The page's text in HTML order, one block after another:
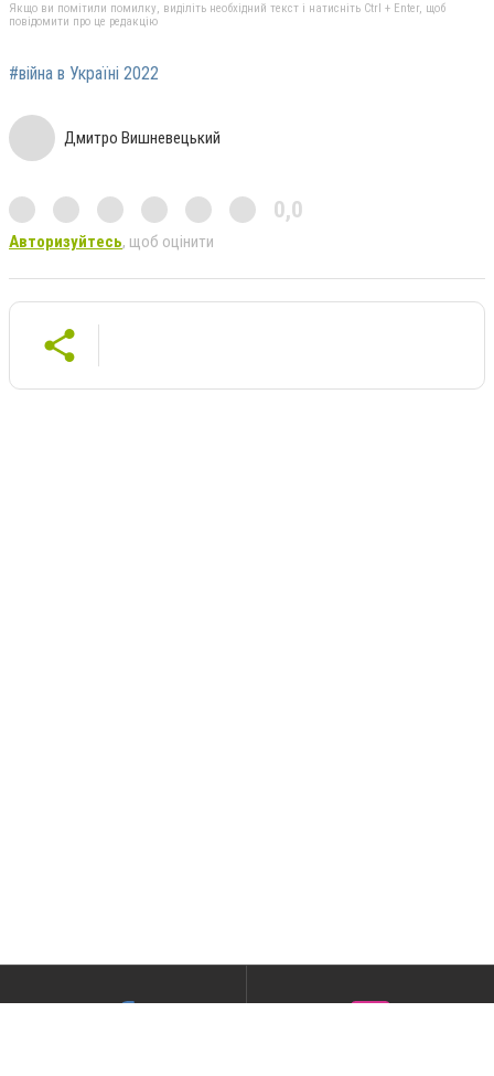
Якщо ви помітили помилку, виділіть необхідний текст і натисніть Ctrl + Enter, щоб
повідомити про це редакцію
#війна в Україні 2022
Дмитро Вишневецький
0,0
Авторизуйтесь, щоб оцінити